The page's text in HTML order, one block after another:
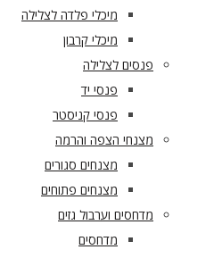
מיכלי פלדה לצלילה
מיכלי קרבון
פנסים לצלילה
פנסי יד
פנסי קניסטר
מצנחי הצפה והרמה
מצנחים סגורים
מצנחים פתוחים
מדחסים וערבול גזים
מדחסים